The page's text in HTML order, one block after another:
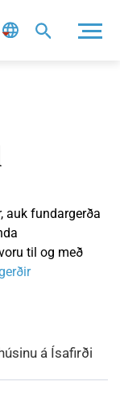
auk fundargerða
til og með
á Ísafirði